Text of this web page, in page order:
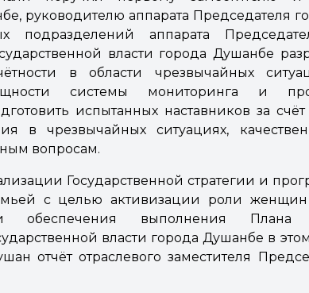
руководителю аппарата Председателя
подразделений аппарата
власти города Душанбе
в области чрезвычайных
системы мониторинга и
испытанных наставников за
в чрезвычайных ситуациях,
вопросам.
Государственной стратегии и
с целью активизации роли женщин
обеспечения выполнения Плана
власти города Душанбе в
отчёт отраслевого заместителя